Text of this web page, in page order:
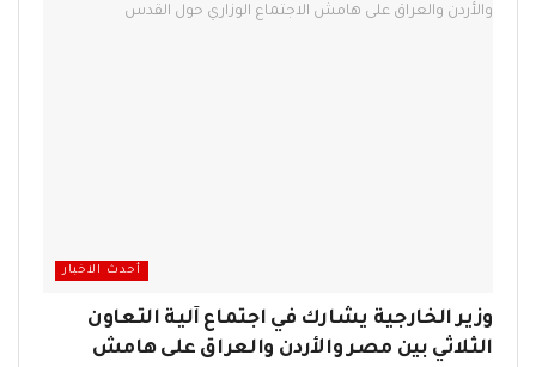
أحدث الاخبار
وزير الخارجية يشارك في اجتماع آلية التعاون
الثلاثي بين مصر والأردن والعراق على هامش